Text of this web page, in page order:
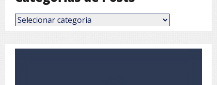
Categorias
de